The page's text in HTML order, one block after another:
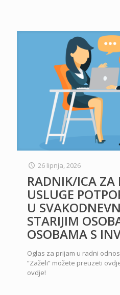
26 lipnja, 2026
RADNIK/ICA ZA
USLUGE
U
STARIJIM
OSOBAMA S
Oglas za prijam u radni
“Zaželi” možete preuzeti
ovdje!